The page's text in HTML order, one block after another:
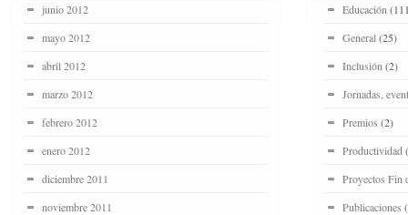
junio 2012
mayo 2012
abril 2012
marzo 2012
febrero 2012
enero 2012
diciembre 2011
noviembre 2011
Educación
General (25)
Inclusión (2)
Jornadas,
Premios (2)
Productividad
Proyectos Fin
Publicaciones